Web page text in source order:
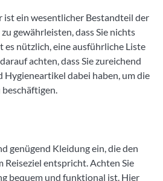
ist ein wesentlicher Bestandteil der
gewährleisten, dass Sie nichts
es nützlich, eine ausführliche Liste
achten, dass Sie zureichend
Hygieneartikel dabei haben, um die
beschäftigen.
genügend Kleidung ein, die den
entspricht. Achten Sie
bequem und funktional ist. Hier